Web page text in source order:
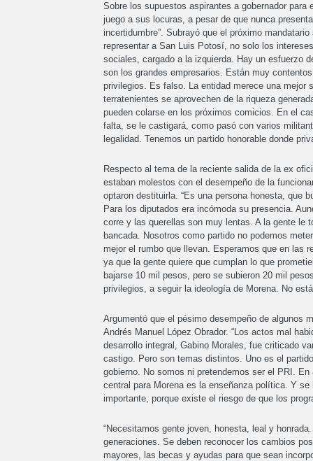
Sobre los supuestos aspirantes a gobernador
juego a sus locuras, a pesar de que nunca
incertidumbre”. Subrayó que el próximo
representar a San Luis Potosí, no solo los
sociales, cargado a la izquierda. Hay un esfuerzo
son los grandes empresarios. Están muy
privilegios. Es falso. La entidad merece una mejor
terratenientes se aprovechen de la riqueza
pueden colarse en los próximos comicios. En el
falta, se le castigará, como pasó con varios
legalidad. Tenemos un partido honorable donde
Respecto al tema de la reciente salida de la ex
estaban molestos con el desempeño de la
optaron destituirla. “Es una persona honesta, que
Para los diputados era incómoda su presencia.
corre y las querellas son muy lentas. A la gente le
bancada. Nosotros como partido no podemos
mejor el rumbo que llevan. Esperamos que en las
ya que la gente quiere que cumplan lo que
bajarse 10 mil pesos, pero se subieron 20 mil
privilegios, a seguir la ideología de Morena. No
Argumentó que el pésimo desempeño de algunos
Andrés Manuel López Obrador. “Los actos mal
desarrollo integral, Gabino Morales, fue criticado
castigo. Pero son temas distintos. Uno es el
gobierno. No somos ni pretendemos ser el PRI.
central para Morena es la enseñanza política. Y
importante, porque existe el riesgo de que los
“Necesitamos gente joven, honesta, leal y
generaciones. Se deben reconocer los cambios
mayores, las becas y ayudas para que sean